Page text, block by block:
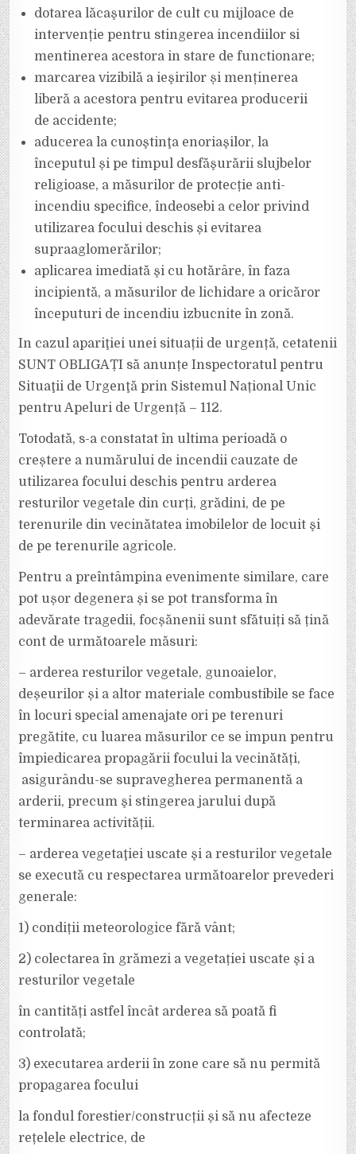
dotarea lăcaşurilor de cult cu mijloace de
intervenție pentru stingerea incendiilor si
mentinerea acestora in stare de functionare;
marcarea vizibilă a ieşirilor și menținerea
liberă a acestora pentru evitarea producerii
de accidente;
aducerea la cunoştinţa enoriaşilor, la
începutul și pe timpul desfăşurării slujbelor
religioase, a măsurilor de protecție anti-
incendiu specifice, îndeosebi a celor privind
utilizarea focului deschis și evitarea
supraaglomerărilor;
aplicarea imediată şi cu hotărâre, în faza
incipientă, a măsurilor de lichidare a oricăror
începuturi de incendiu izbucnite în zonă.
In cazul apariţiei unei situații de urgență, cetatenii
SUNT OBLIGAȚI să anunțe Inspectoratul pentru
Situaţii de Urgenţă prin Sistemul Național Unic
pentru Apeluri de Urgență – 112.
Totodată, s-a constatat în ultima perioadă o
creștere a numărului de incendii cauzate de
utilizarea focului deschis pentru arderea
resturilor vegetale din curți, grădini, de pe
terenurile din vecinătatea imobilelor de locuit şi
de pe terenurile agricole.
Pentru a preîntâmpina evenimente similare, care
pot ușor degenera și se pot transforma în
adevărate tragedii, focșănenii sunt sfătuiți să țină
cont de următoarele măsuri:
– arderea resturilor vegetale, gunoaielor,
deșeurilor și a altor materiale combustibile se face
în locuri special amenajate ori pe terenuri
pregătite, cu luarea măsurilor ce se impun pentru
împiedicarea propagării focului la vecinătăți,
asigurându-se supravegherea permanentă a
arderii, precum şi stingerea jarului după
terminarea activității.
– arderea vegetaţiei uscate şi a resturilor vegetale
se execută cu respectarea următoarelor prevederi
generale:
1) condiții meteorologice fără vânt;
2) colectarea în grămezi a vegetației uscate şi a
resturilor vegetale
în cantități astfel încât arderea să poată fi
controlată;
3) executarea arderii în zone care să nu permită
propagarea focului
la fondul forestier/construcții și să nu afecteze
rețelele electrice, de